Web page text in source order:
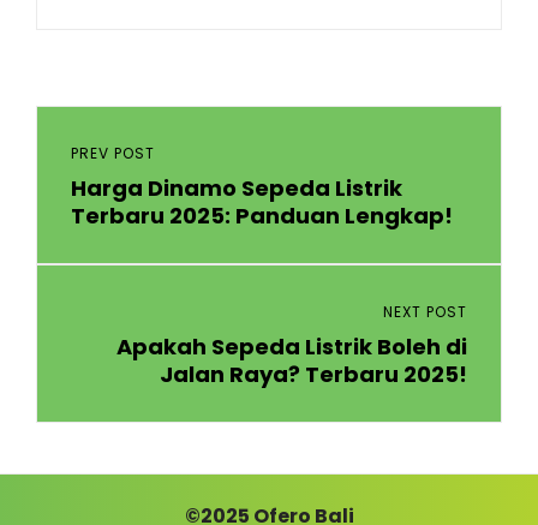
pos
Previous
Post
PREV POST
Harga Dinamo Sepeda Listrik
Terbaru 2025: Panduan Lengkap!
NEXT POST
Apakah Sepeda Listrik Boleh di
Jalan Raya? Terbaru 2025!
©2025 Ofero Bali